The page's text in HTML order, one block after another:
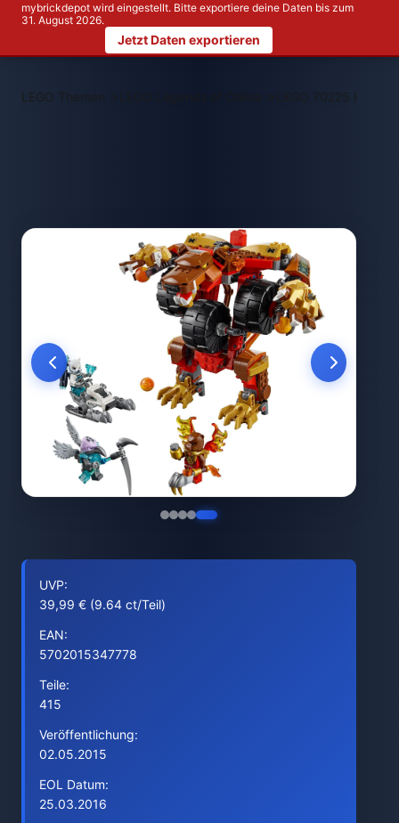
mybrickdepot wird eingestellt. Bitte exportiere deine Daten bis zum
31. August 2026.
Jetzt Daten exportieren
LEGO Themen > LEGO 70225
UVP:
39,99 € (9.64 ct/Teil)
EAN:
5702015347778
Teile:
415
Veröffentlichung:
02.05.2015
EOL Datum:
25.03.2016